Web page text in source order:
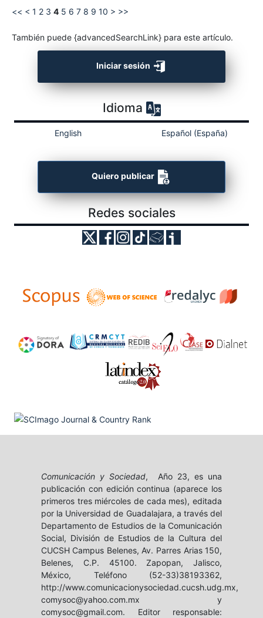
<< < 1 2 3 4 5 6 7 8 9 10 > >>
También puede {advancedSearchLink} para este artículo.
Iniciar sesión
Idioma
English Español (España)
Quiero publicar
Redes sociales
Comunicación y Sociedad, Año 23, es una
publicación con edición continua (aparece los
primeros tres miércoles de cada mes), editada
por la Universidad de Guadalajara, a través del
Departamento de Estudios de la Comunicación
Social, División de Estudios de la Cultura del
CUCSH Campus Belenes, Av. Parres Arias 150,
Belenes, C.P. 45100. Zapopan, Jalisco,
México, Teléfono (52-33)38193362,
http://www.comunicacionysociedad.cucsh.udg.mx,
comysoc@yahoo.com.mx y
comysoc@gmail.com. Editor responsable: